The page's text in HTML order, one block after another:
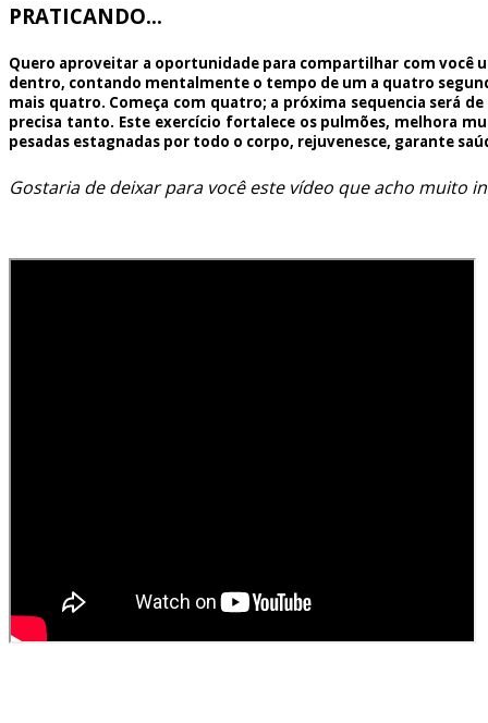
PRATICANDO...
Quero aproveitar a oportunidade para compartilhar com você
dentro, contando mentalmente o tempo de um a quatro
mais quatro. Começa com quatro; a próxima sequencia será
precisa tanto. Este exercício fortalece os pulmões, melhora
pesadas estagnadas por todo o corpo, rejuvenesce, garante
Gostaria de deixar para você este vídeo que acho muito